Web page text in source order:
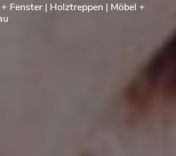
Fenster | Holztreppen | Möbel +